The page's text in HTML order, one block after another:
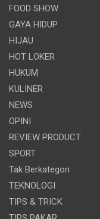
FOOD SHOW
GAYA HIDUP
HIJAU
HOT LOKER
HUKUM
KULINER
NEWS
OPINI
REVIEW PRODUCT
SPORT
Tak Berkategori
TEKNOLOGI
TIPS & TRICK